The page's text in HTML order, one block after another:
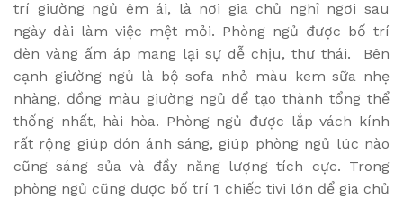
trí giường ngủ êm ái, là nơi gia chủ nghỉ ngơi sau
ngày dài làm việc mệt mỏi. Phòng ngủ được bố trí
đèn vàng ấm áp mang lại sự dễ chịu, thư thái. Bên
cạnh giường ngủ là bộ sofa nhỏ màu kem sữa nhẹ
nhàng, đồng màu giường ngủ để tạo thành tổng thể
thống nhất, hài hòa. Phòng ngủ được lắp vách kính
rất rộng giúp đón ánh sáng, giúp phòng ngủ lúc nào
cũng sáng sủa và đầy năng lượng tích cực. Trong
phòng ngủ cũng được bố trí 1 chiếc tivi lớn để gia chủ